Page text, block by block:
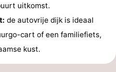
uitkomst.
de autovrije dijk is ideaal
cart of een familiefiets,
kust.